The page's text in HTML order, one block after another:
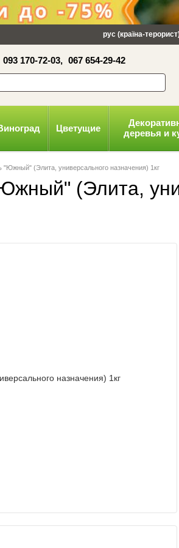
Оплата и доставка Политика
рус (країна-
093 170-72-03, 067 654-29-42
Цветущие
деревья и
(Элита, универсального назначения) 1кг
(Элита,